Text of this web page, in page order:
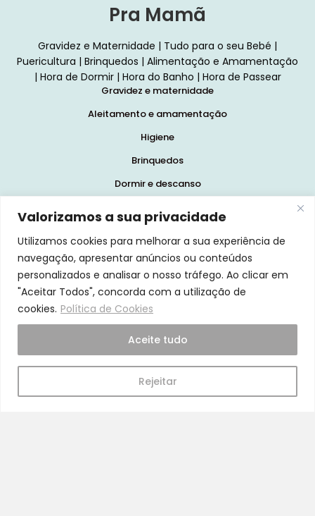
Valorizamos a sua privacidade
Utilizamos cookies para melhorar a sua experiência de
navegação, apresentar anúncios ou conteúdos
personalizados e analisar o nosso tráfego. Ao clicar em
"Aceitar Todos", concorda com a utilização de
cookies. Política de Cookies
Rejeitar
Aceite tudo
Pra Mamã
Gravidez e Maternidade | Tudo para o seu Bebé |
Puericultura | Brinquedos | Alimentação e Amamentação
| Hora de Dormir | Hora do Banho | Hora de Passear
Gravidez e maternidade
Aleitamento e amamentação
Higiene
Brinquedos
Dormir e descanso
Início
Loja
Blog
Marcas
Quem Somos
Contatos
Termos e Condições de Vendas, Envios e Devoluções